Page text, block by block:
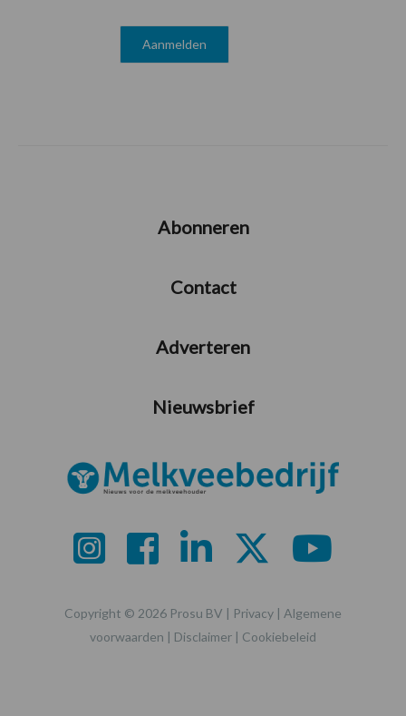
Abonneren
Contact
Adverteren
Nieuwsbrief
Copyright © 2026 Prosu BV | Privacy | Algemene
voorwaarden | Disclaimer | Cookiebeleid